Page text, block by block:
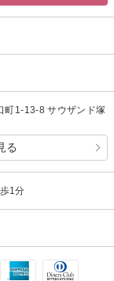
町1-13-8 サウザンド塚
る
1分